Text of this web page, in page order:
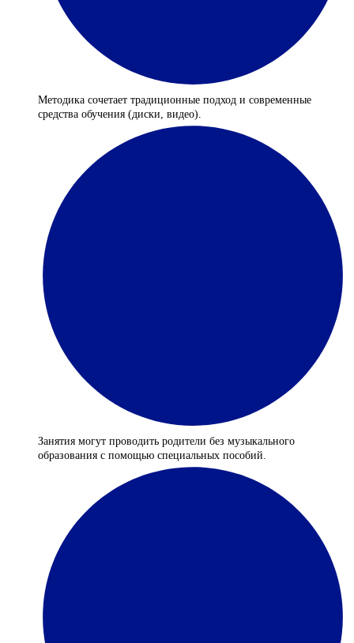
Методика сочетает традиционные подход и современные
средства обучения (диски, видео).
Занятия могут проводить родители без музыкального
образования с помощью специальных пособий.